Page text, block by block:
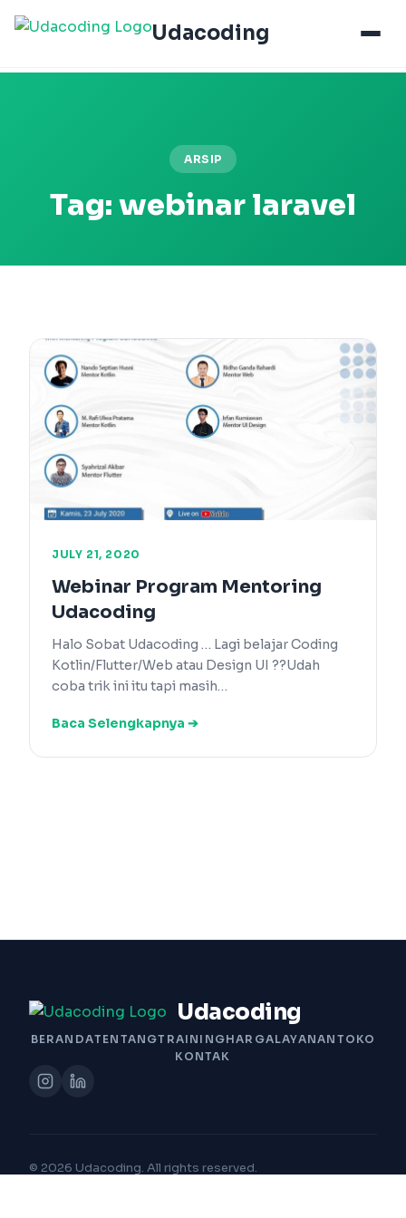
Udacoding
ARSIP
Tag: webinar laravel
JULY 21, 2020
Webinar Program Mentoring
Udacoding
Halo Sobat Udacoding … Lagi belajar Coding
Kotlin/Flutter/Web atau Design UI ??Udah
coba trik ini itu tapi masih…
Baca Selengkapnya ➔
Udacoding
BERANDATENTANGTRAININGHARGALAYANAN TOKO
KONTAK
© 2026 Udacoding. All rights reserved.